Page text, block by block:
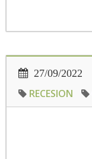
27/09/2022
RECESION